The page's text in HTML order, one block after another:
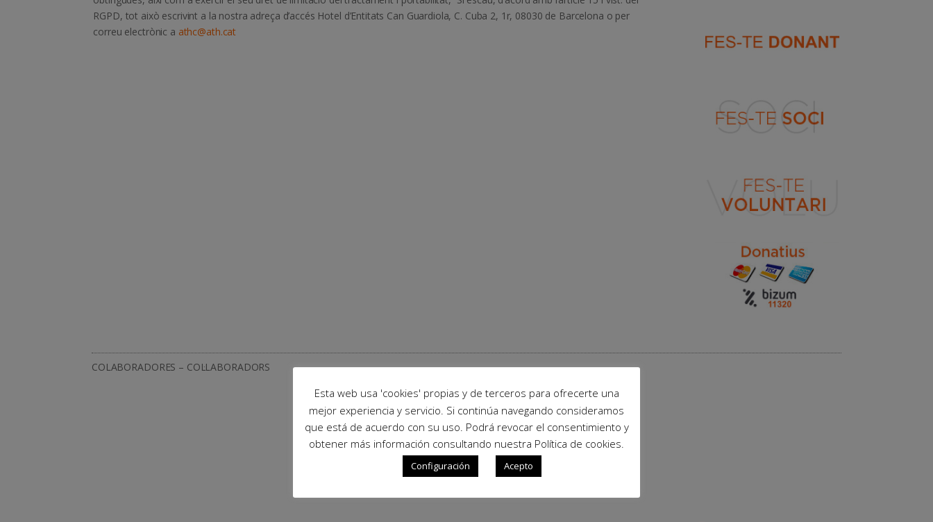
RGPD, tot això escrivint a la nostra adreça d’accés Hotel d’Entitats Can Guardiola, C. Cuba 2, 1r, 08030 de Barcelona o per
correu electrònic a athc@ath.cat
COLABORADORES – COL·LABORADORS
Esta web usa 'cookies' propias y de terceros para ofrecerte una
mejor experiencia y servicio. Si continúa navegando consideramos
que está de acuerdo con su uso. Podrá revocar el consentimiento y
obtener más información consultando nuestra Política de cookies.
Configuración Acepto